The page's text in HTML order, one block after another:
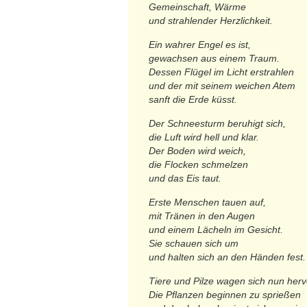
Gemeinschaft, Wärme
und strahlender Herzlichkeit.
Ein wahrer Engel es ist,
gewachsen aus einem Traum.
Dessen Flügel im Licht erstrahlen
und der mit seinem weichen Atem
sanft die Erde küsst.
Der Schneesturm beruhigt sich,
die Luft wird hell und klar.
Der Boden wird weich,
die Flocken schmelzen
und das Eis taut.
Erste Menschen tauen auf,
mit Tränen in den Augen
und einem Lächeln im Gesicht.
Sie schauen sich um
und halten sich an den Händen fest.
Tiere und Pilze wagen sich nun
Die Pflanzen beginnen zu sprießen